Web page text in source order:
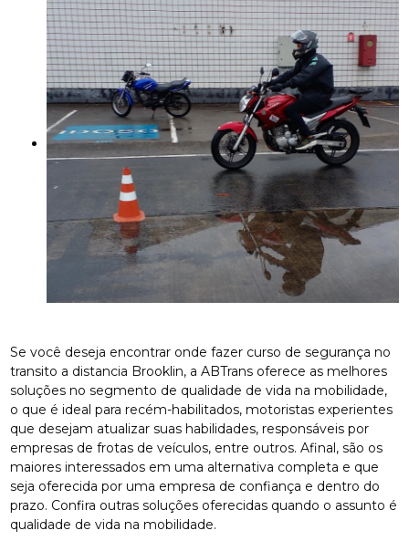
Se você deseja encontrar onde fazer curso de segurança no
transito a distancia Brooklin, a ABTrans oferece as melhores
soluções no segmento de qualidade de vida na mobilidade,
o que é ideal para recém-habilitados, motoristas experientes
que desejam atualizar suas habilidades, responsáveis por
empresas de frotas de veículos, entre outros. Afinal, são os
maiores interessados em uma alternativa completa e que
seja oferecida por uma empresa de confiança e dentro do
prazo. Confira outras soluções oferecidas quando o assunto é
qualidade de vida na mobilidade.